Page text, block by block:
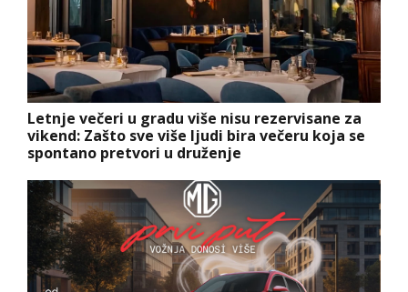
Letnje večeri u gradu više nisu rezervisane za
vikend: Zašto sve više ljudi bira večeru koja se
spontano pretvori u druženje